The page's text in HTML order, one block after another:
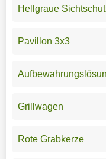
Hellgraue
Pavillon 3x3
Grillwagen
Rote Grabkerze